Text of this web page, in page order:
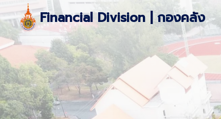
to
content
Financial Division | กองคลัง